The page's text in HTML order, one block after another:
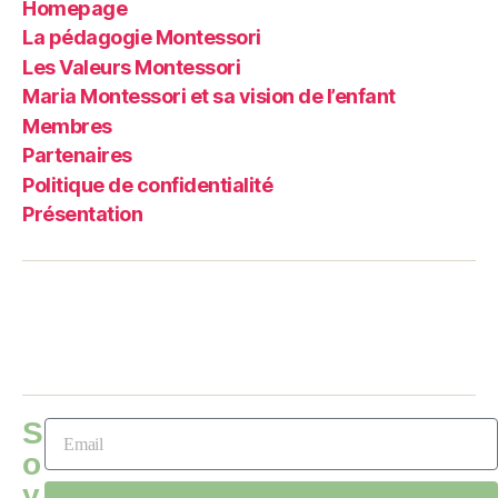
Homepage
La pédagogie Montessori
Les Valeurs Montessori
Maria Montessori et sa vision de l’enfant
Membres
Partenaires
Politique de confidentialité
Présentation
S
o